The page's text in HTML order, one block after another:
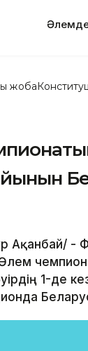
жоба
Ақанбай/ -
1-де